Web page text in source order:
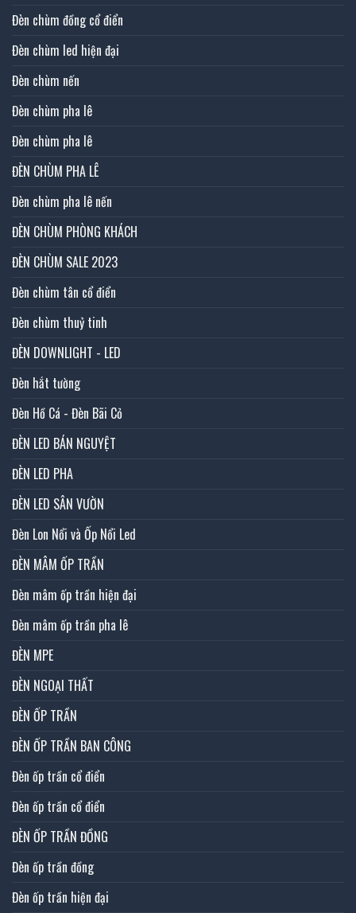
Đèn chùm đồng cổ điển
Đèn chùm led hiện đại
Đèn chùm nến
Đèn chùm pha lê
Đèn chùm pha lê
ĐÈN CHÙM PHA LÊ
Đèn chùm pha lê nến
ĐÈN CHÙM PHÒNG KHÁCH
ĐÈN CHÙM SALE 2023
Đèn chùm tân cổ điển
Đèn chùm thuỷ tinh
ĐÈN DOWNLIGHT - LED
Đèn hắt tường
Đèn Hồ Cá - Đèn Bãi Cỏ
ĐÈN LED BÁN NGUYỆT
ĐÈN LED PHA
ĐÈN LED SÂN VƯỜN
Đèn Lon Nổi và Ốp Nổi Led
ĐÈN MÂM ỐP TRẦN
Đèn mâm ốp trần hiện đại
Đèn mâm ốp trần pha lê
ĐÈN MPE
ĐÈN NGOẠI THẤT
ĐÈN ỐP TRẦN
ĐÈN ỐP TRẦN BAN CÔNG
Đèn ốp trần cổ điển
Đèn ốp trần cổ điển
ĐÈN ỐP TRẦN ĐỒNG
Đèn ốp trần đồng
Đèn ốp trần hiện đại